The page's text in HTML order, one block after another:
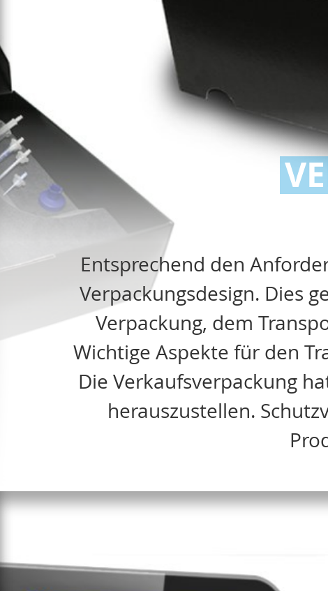
Entsprechend den
Verpackungsdesign. Dies
Verpackung, dem
Wichtige Aspekte für den
Die Verkaufsverpackung
herauszustellen.